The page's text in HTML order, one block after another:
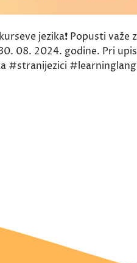
jezika❗ Popusti važe
08. 2024. godine. Pri
#stranijezici